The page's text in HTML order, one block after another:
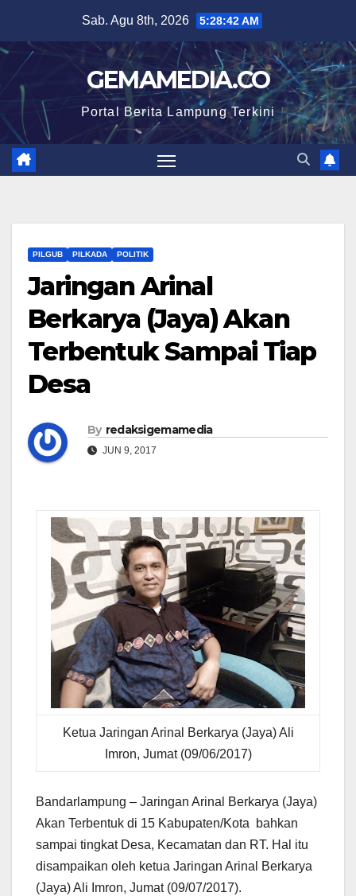
content
Sab. Agu 8th, 2026 5:28:43 AM
GEMAMEDIA.CO
Portal Berita Lampung Terkini
PILGUB PILKADA POLITIK
Jaringan Arinal
Berkarya (Jaya) Akan
Terbentuk Sampai Tiap
Desa
By redaksigemamedia
JUN 9, 2017
Ketua Jaringan Arinal Berkarya (Jaya) Ali
Imron, Jumat (09/06/2017)
Bandarlampung – Jaringan Arinal Berkarya (Jaya)
Akan Terbentuk di 15 Kabupaten/Kota bahkan
sampai tingkat Desa, Kecamatan dan RT. Hal itu
disampaikan oleh ketua Jaringan Arinal Berkarya
(Jaya) Ali Imron, Jumat (09/07/2017).